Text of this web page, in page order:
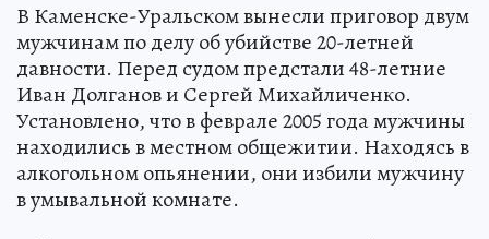
В Каменске-Уральском вынесли приговор двум
мужчинам по делу об убийстве 20-летней
давности. Перед судом предстали 48-летние
Иван Долганов и Сергей Михайличенко.
Установлено, что в феврале 2005 года мужчины
находились в местном общежитии. Находясь в
алкогольном опьянении, они избили мужчину
в умывальной комнате.